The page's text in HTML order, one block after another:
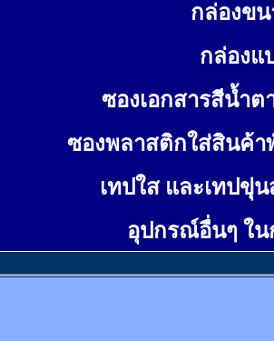
กล่องข
กล่องแ
ซองเอกสารสีน้ำต
ซองพลาสติกใส่สินค้า
เทปใส และเทปขุ่
อุปกรณ์อื่นๆ ใ